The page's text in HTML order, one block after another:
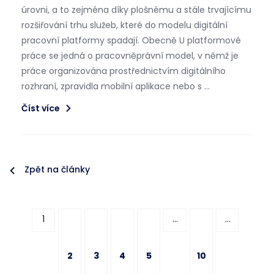
úrovni, a to zejména díky plošnému a stále trvajícímu
rozšiřování trhu služeb, které do modelu digitální
pracovní platformy spadají. Obecně U platformové
práce se jedná o pracovněprávní model, v němž je
práce organizována prostřednictvím digitálního
rozhraní, zpravidla mobilní aplikace nebo s …
Číst více
Zpět na články
1
2 3 4 5
...
10
...